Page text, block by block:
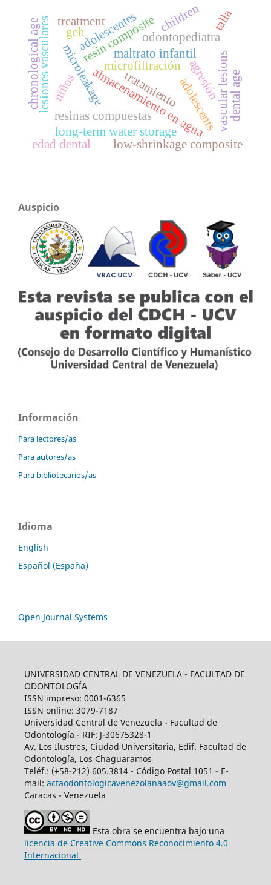
microfiltración
almacenamiento en agua
resinas compuestas
microleakage
low-shrinkage composite
long-term water storage
resin composite
maltrato infantil
agresión
odontopediatra
lesiones vasculares niños
adolescentes
tratamiento vascular lesions
children
adolescents
treatment
chronological age dental age
edad dental
talla
geh
Auspicio
Información
Para lectores/as
Para autores/as
Para bibliotecarios/as
Idioma
English
Español (España)
Open Journal Systems
UNIVERSIDAD CENTRAL DE VENEZUELA - FACULTAD DE
ODONTOLOGÍA
ISSN impreso: 0001-6365
ISSN online: 3079-7187
Universidad Central de Venezuela - Facultad de
Odontología - RIF: J-30675328-1
Av. Los Ilustres, Ciudad Universitaria, Edif. Facultad de
Odontología, Los Chaguaramos
Teléf.: (+58-212) 605.3814 - Código Postal 1051 - E-
mail: actaodontologicavenezolanaaov@gmail.com
Caracas - Venezuela
Esta obra se encuentra bajo una
licencia de Creative Commons Reconocimiento 4.0
Internacional